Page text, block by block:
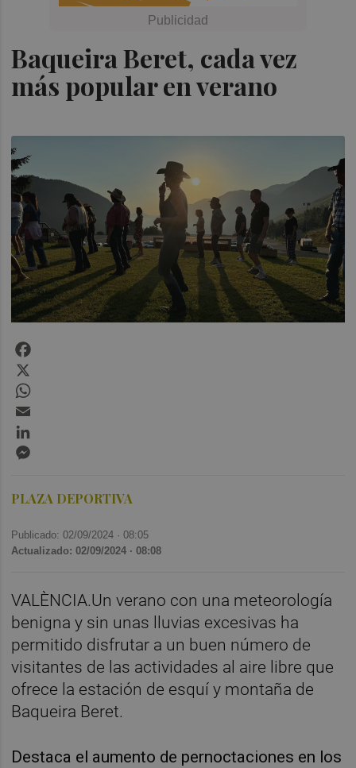
Baqueira Beret, cada vez
más popular en verano
PLAZA DEPORTIVA
Publicado: 02/09/2024 ·08:05
Actualizado: 02/09/2024 · 08:08
VALÈNCIA.Un verano con una meteorología
benigna y sin unas lluvias excesivas ha
permitido disfrutar a un buen número de
visitantes de las actividades al aire libre que
ofrece la estación de esquí y montaña de
Baqueira Beret.
Destaca el aumento de pernoctaciones en los